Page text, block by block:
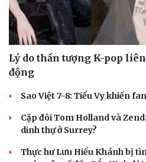
Phòng mạch online
Ăn sạch sống khỏe
Lý do thần tượng K-pop
động
Sao Việt 7-8: Tiểu Vy khiến
Cặp đôi Tom Holland và
dinh thự ở Surrey?
Thực hư Lưu Hiểu Khánh bị